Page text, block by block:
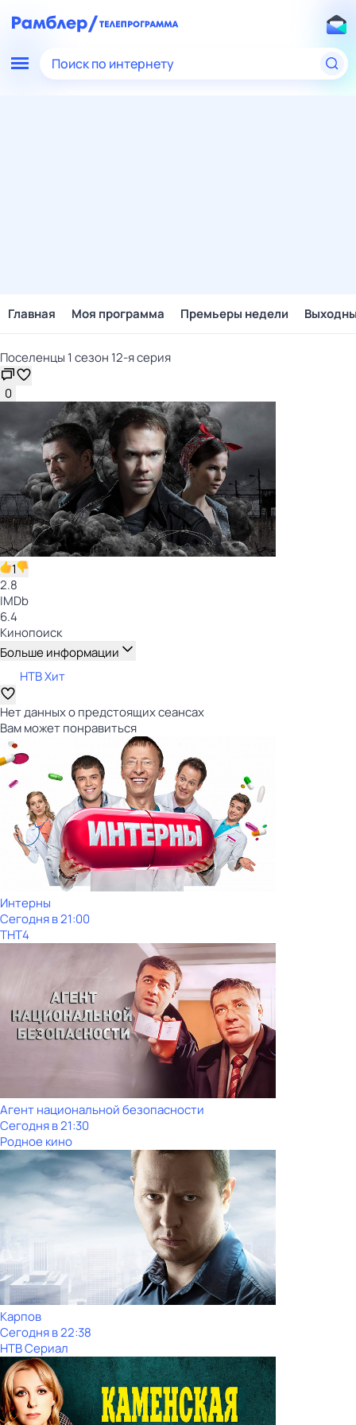
Поиск по интернету
Главная Моя программа Премьеры недели
Поселенцы 1 сезон 12-я серия
0
1
2.8
IMDb
6.4
Кинопоиск
Больше информации
НТВ Хит
Нет данных о предстоящих сеансах
Вам может понравиться
Интерны
Сегодня в 21:00
ТНТ4
Агент национальной безопасности
Сегодня в 21:30
Родное кино
Карпов
Сегодня в 22:38
НТВ Сериал